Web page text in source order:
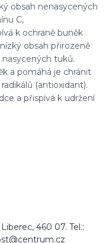
obsah nenasycených
C,
k ochraně buněk
obsah přirozeně
tuků.
a pomáhá je chránit
(antioxidant).
a přispívá k udržení
460 07. Tel.: